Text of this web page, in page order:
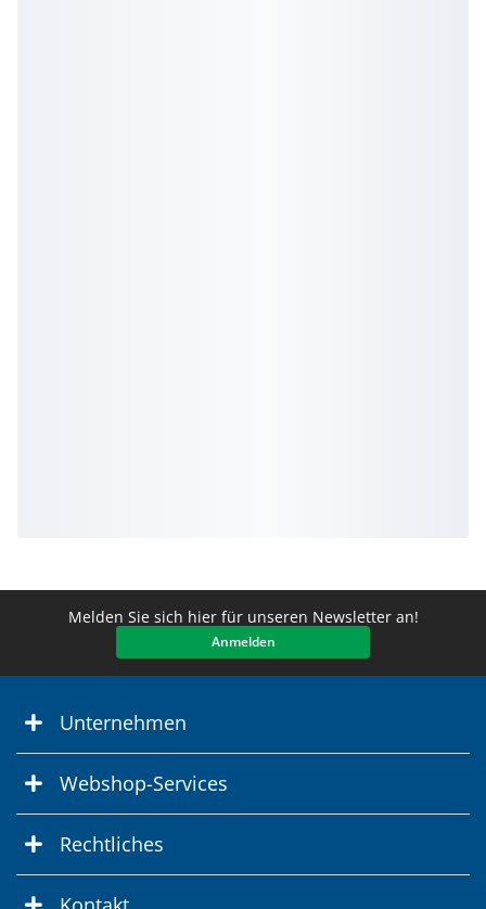
Melden Sie sich hier für unseren Newsletter an!
Anmelden
Unternehmen
Webshop-Services
Rechtliches